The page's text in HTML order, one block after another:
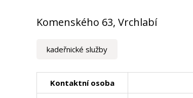
Komenského 63, Vrchlabí
kadeřnické služby
Kontaktní osoba